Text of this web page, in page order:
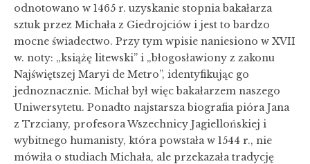
odnotowano w 1465 r. uzyskanie stopnia bakałarza
sztuk przez Michała z Giedrojciów i jest to bardzo
mocne świadectwo. Przy tym wpisie naniesiono w XVII
w. noty: „książę litewski” i „błogosławiony z zakonu
Najświętszej Maryi de Metro”, identyfikując go
jednoznacznie. Michał był więc bakałarzem naszego
Uniwersytetu. Ponadto najstarsza biografia pióra Jana
z Trzciany, profesora Wszechnicy Jagiellońskiej i
wybitnego humanisty, która powstała w 1544 r., nie
mówiła o studiach Michała, ale przekazała tradycję